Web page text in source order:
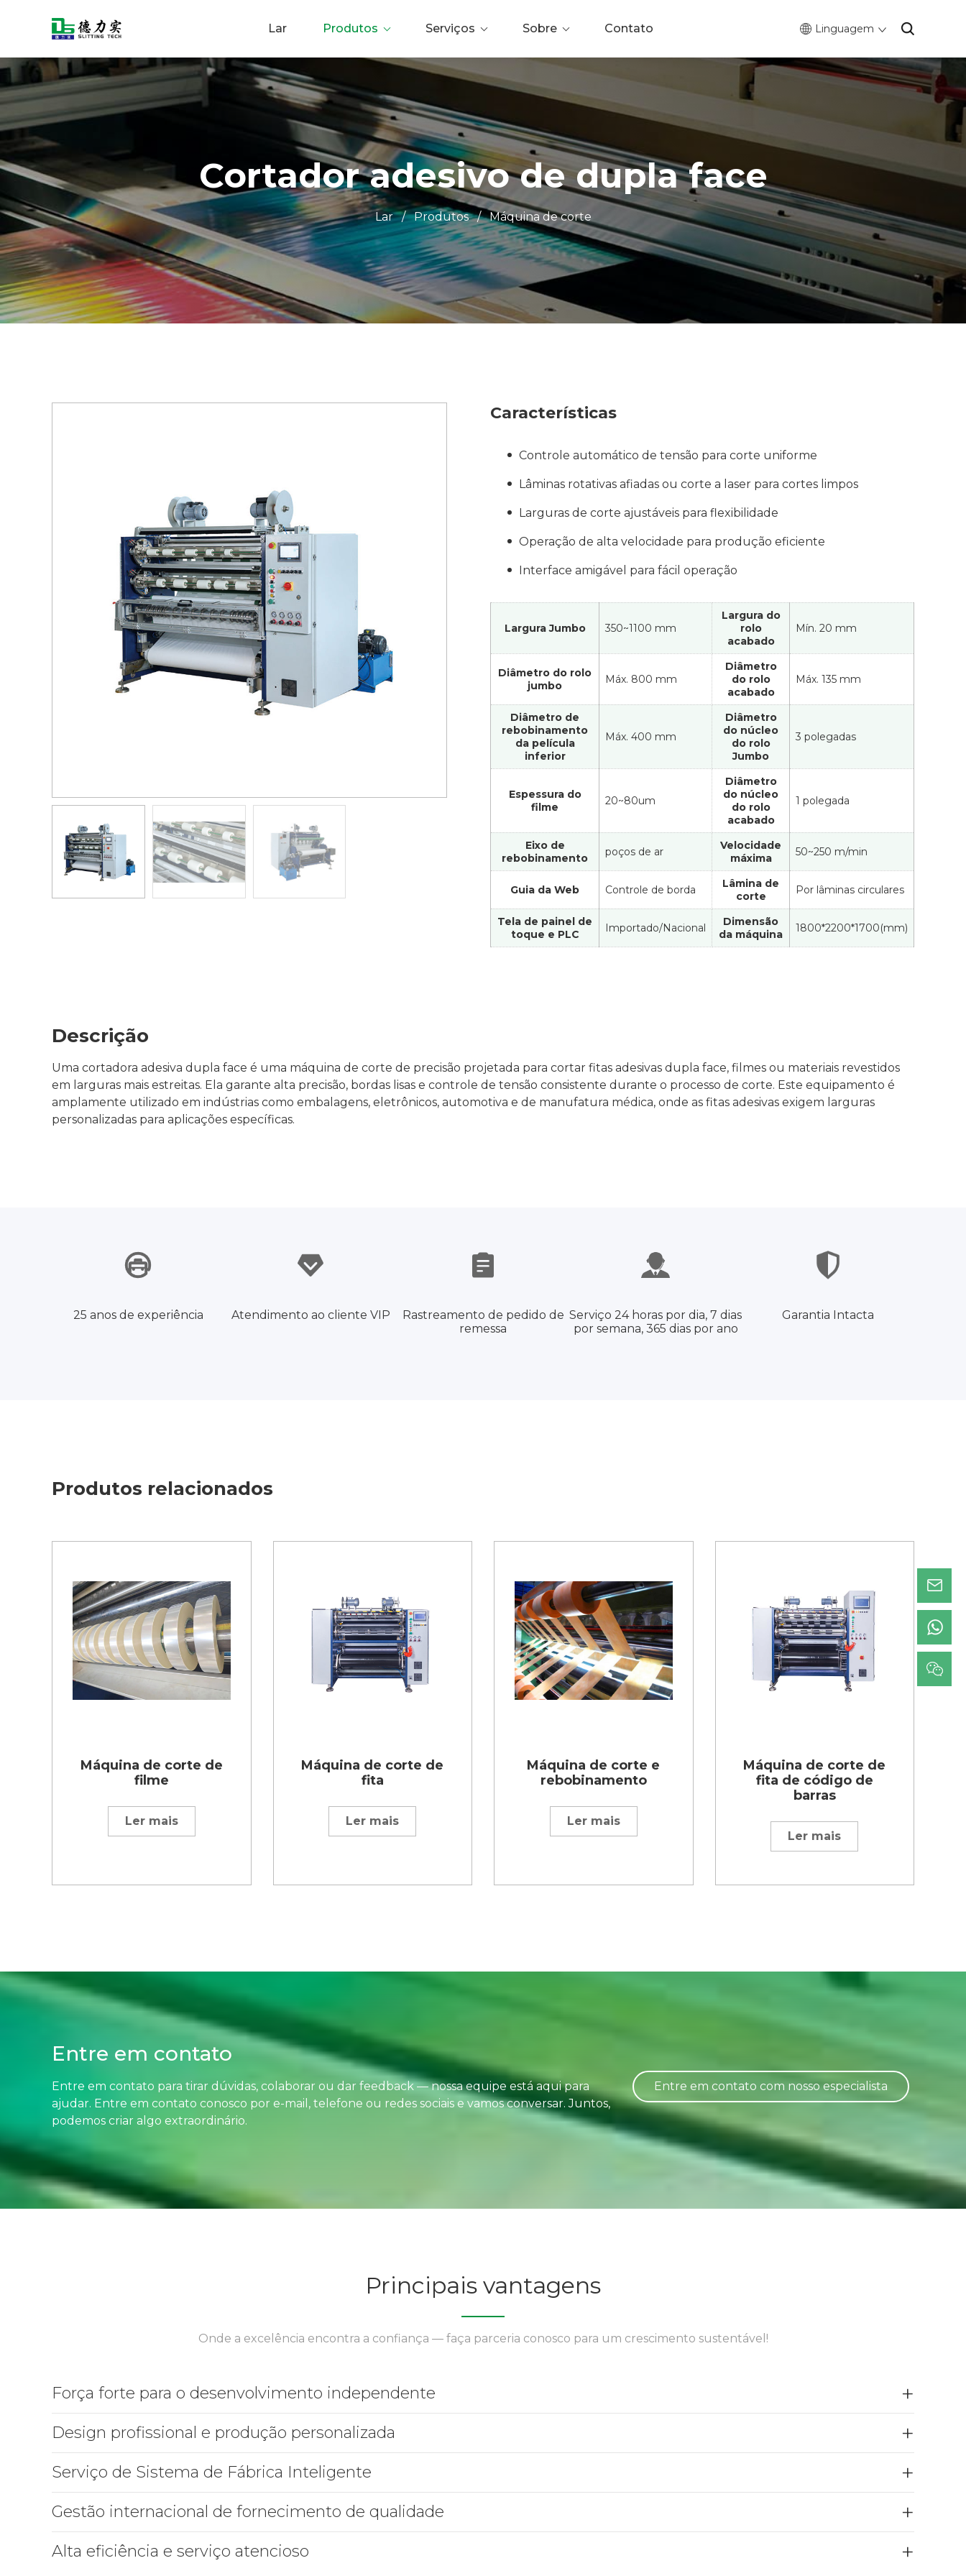
Lar Produtos Serviços Sobre Contato Linguagem
Cortador adesivo de dupla face
Lar / Produtos / Máquina de corte0
Características
Controle automático de tensão para corte uniforme
Lâminas rotativas afiadas ou corte a laser para cortes limpos
Larguras de corte ajustáveis para flexibilidade
Operação de alta velocidade para produção eficiente
Interface amigável para fácil operação
Largura Jumbo 350~1100 mm
Largura do
rolo
acabado
Mín. 20 mm
Diâmetro do rolo
jumbo
Máx. 800 mm
Diâmetro
do rolo
acabado
Máx. 135 mm
Diâmetro de
rebobinamento
da película
inferior
Máx. 400 mm
Diâmetro
do núcleo
do rolo
Jumbo
3 polegadas
Espessura do
filme
20~80um
Diâmetro
do núcleo
do rolo
acabado
1 polegada
Eixo de
rebobinamento
poços de ar
Velocidade
máxima
50~250 m/min
Guia da Web Controle de borda
Lâmina de
corte
Por lâminas circulares
Tela de painel de
toque e PLC
Importado/Nacional
Dimensão
da máquina
1800*2200*1700(mm)
Descrição
Uma cortadora adesiva dupla face é uma máquina de corte de precisão projetada para cortar fitas adesivas dupla face, filmes ou materiais revestidos
em larguras mais estreitas. Ela garante alta precisão, bordas lisas e controle de tensão consistente durante o processo de corte. Este equipamento é
amplamente utilizado em indústrias como embalagens, eletrônicos, automotiva e de manufatura médica, onde as fitas adesivas exigem larguras
personalizadas para aplicações específicas.
25 anos de experiência Atendimento ao cliente VIP
Rastreamento de pedido de
remessa
Serviço 24 horas por dia, 7 dias
por semana, 365 dias por ano
Garantia Intacta
Produtos relacionados
Máquina de corte de
filme
Ler mais
Máquina de corte de
fita
Ler mais
Máquina de corte e
rebobinamento
Ler mais
Máquina de corte de
fita de código de
barras
Ler mais
Entre em contato
Entre em contato para tirar dúvidas, colaborar ou dar feedback — nossa equipe está aqui para
ajudar. Entre em contato conosco por e-mail, telefone ou redes sociais e vamos conversar. Juntos,
podemos criar algo extraordinário.
Entre em contato com nosso especialista
Principais vantagens
Onde a excelência encontra a confiança — faça parceria conosco para um crescimento sustentável!
Força forte para o desenvolvimento independente
Design profissional e produção personalizada
Serviço de Sistema de Fábrica Inteligente
Gestão internacional de fornecimento de qualidade
Alta eficiência e serviço atencioso